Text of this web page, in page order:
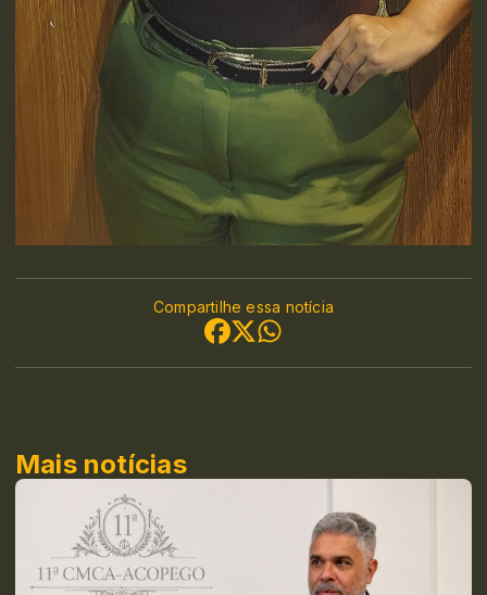
Compartilhe essa notícia
Mais notícias